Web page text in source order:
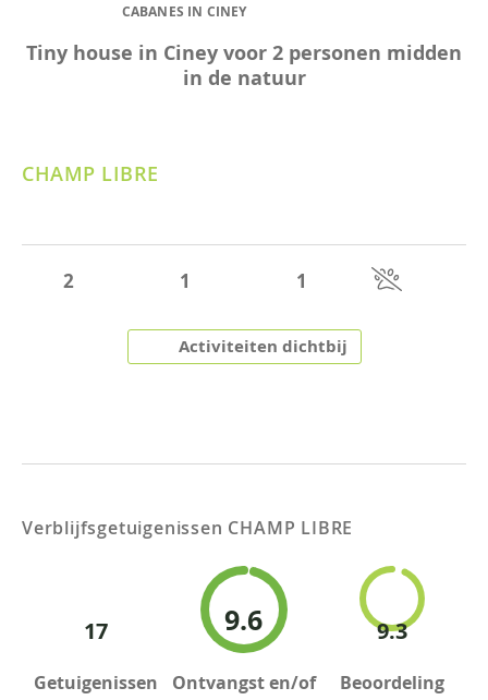
CABANES IN CINEY
Tiny house in Ciney voor 2 personen midden
in de natuur
CHAMP LIBRE
2 1 1
Activiteiten dichtbij
Verblijfsgetuigenissen CHAMP LIBRE
17
Getuigenissen
9.6
Ontvangst en/of
9.3
Beoordeling